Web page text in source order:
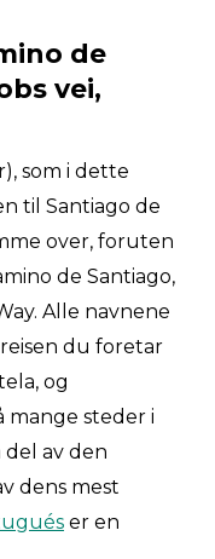
de
vei,
som i dette
til Santiago de
over, foruten
de Santiago,
Alle navnene
du foretar
og
steder i
del av den
dens mest
er en